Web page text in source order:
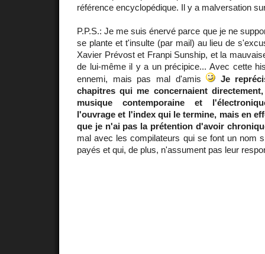
référence encyclopédique. Il y a malversation
P.P.S.: Je me suis énervé parce que je ne
se plante et t'insulte (par mail) au lieu de
Xavier Prévost et Franpi Sunship, et la
de lui-même il y a un précipice... Avec cette
ennemi, mais pas mal d'amis
Je
chapitres qui me concernaient
musique contemporaine et
l'ouvrage et l'index qui le termine, mais en
que je n'ai pas la prétention d'avoir
mal avec les compilateurs qui se font un nom
payés et qui, de plus, n'assument pas leur